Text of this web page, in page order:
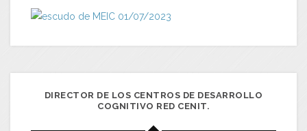
DIRECTOR DE LOS CENTROS DE DESARROLLO
COGNITIVO RED CENIT.